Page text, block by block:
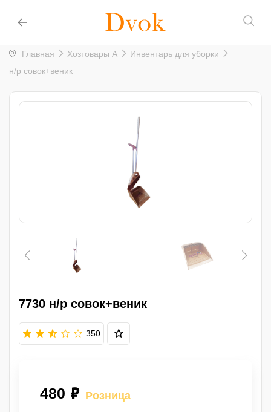
Главная Хозтовары A
Инвентарь для уборки
н/р совок+веник
7730 н/р совок+веник
350
480 ₽ Розница